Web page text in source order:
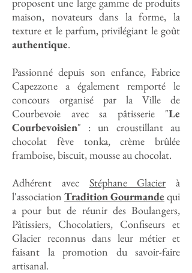
maison, novateurs dans la forme, la
texture et le parfum, privilégiant le goût
authentique.
Passionné depuis son enfance, Fabrice
Capezzone a également remporté le
concours organisé par la Ville de
Courbevoie avec sa pâtisserie "Le
Courbevoisien" : un croustillant au
chocolat fève tonka, crème brûlée
framboise, biscuit, mousse au chocolat.
Adhérent avec Stéphane Glacier à
l'association Tradition Gourmande qui
a pour but de réunir des Boulangers,
Pâtissiers, Chocolatiers, Confiseurs et
Glacier reconnus dans leur métier et
faisant la promotion du savoir-faire
artisanal.